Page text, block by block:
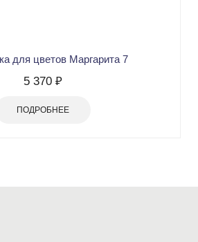
для цветов Маргарита 7
5 370 ₽
ПОДРОБНЕЕ